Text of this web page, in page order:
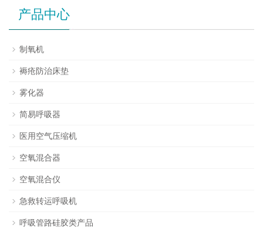
产品中心
制氧机
褥疮防治床垫
雾化器
简易呼吸器
医用空气压缩机
空氧混合器
空氧混合仪
急救转运呼吸机
呼吸管路硅胶类产品